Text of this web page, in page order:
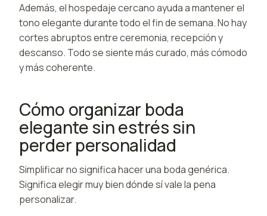
Además, el hospedaje cercano ayuda a mantener el
tono elegante durante todo el fin de semana. No hay
cortes abruptos entre ceremonia, recepción y
descanso. Todo se siente más curado, más cómodo
y más coherente.
Cómo organizar boda
elegante sin estrés sin
perder personalidad
Simplificar no significa hacer una boda genérica.
Significa elegir muy bien dónde sí vale la pena
personalizar.